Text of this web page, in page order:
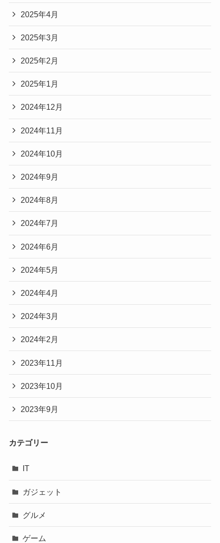
2025年4月
2025年3月
2025年2月
2025年1月
2024年12月
2024年11月
2024年10月
2024年9月
2024年8月
2024年7月
2024年6月
2024年5月
2024年4月
2024年3月
2024年2月
2023年11月
2023年10月
2023年9月
カテゴリー
IT
ガジェット
グルメ
ゲーム